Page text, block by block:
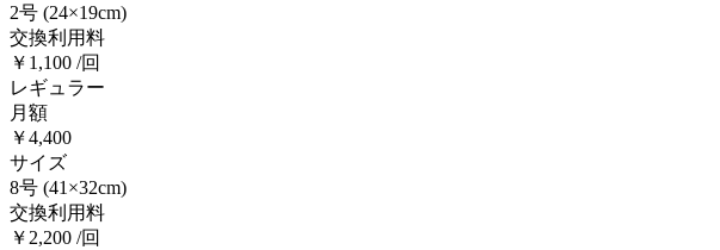
2号 (24×19cm)
交換利用料
￥1,100 /回
レギュラー
月額
￥4,400
サイズ
8号 (41×32cm)
交換利用料
￥2,200 /回